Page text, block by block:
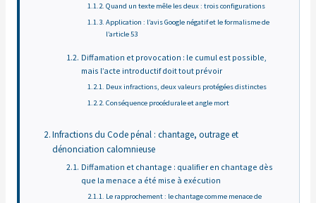
Quand un texte mêle les deux : trois configurations
Application : l’avis Google négatif et le formalisme de
l’article 53
Diffamation et provocation : le cumul est possible,
mais l’acte introductif doit tout prévoir
Deux infractions, deux valeurs protégées distinctes
Conséquence procédurale et angle mort
Infractions du Code pénal : chantage, outrage et
dénonciation calomnieuse
Diffamation et chantage : qualifier en chantage dès
que la menace a été mise à exécution
Le rapprochement : le chantage comme menace de